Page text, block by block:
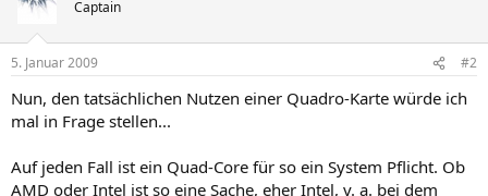
Captain
5. Januar 2009 #2
Nun, den tatsächlichen Nutzen einer Quadro-Karte würde ich
mal in Frage stellen...
Auf jeden Fall ist ein Quad-Core für so ein System Pflicht. Ob
AMD oder Intel ist so eine Sache, eher Intel, v. a. bei dem